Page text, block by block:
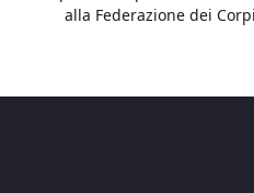
alla Federazione dei